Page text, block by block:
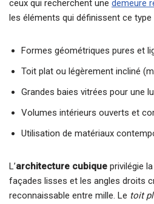
ceux qui recherchent une demeure
les éléments qui définissent ce type
Formes géométriques pures et
Toit plat ou légèrement incliné
Grandes baies vitrées pour une
Volumes intérieurs ouverts et
Utilisation de matériaux
L’architecture cubique privilégie
façades lisses et les angles droits
reconnaissable entre mille. Le toit